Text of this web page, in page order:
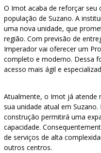
O Imot acaba de reforçar seu
população de Suzano. A
uma nova unidade, que
região. Com previsão de
Imperador vai oferecer um
completo e moderno. Dessa
acesso mais ágil e
Atualmente, o Imot já atende
sua unidade atual em
construção permitirá uma
capacidade.
de serviços de alta
outros centros.